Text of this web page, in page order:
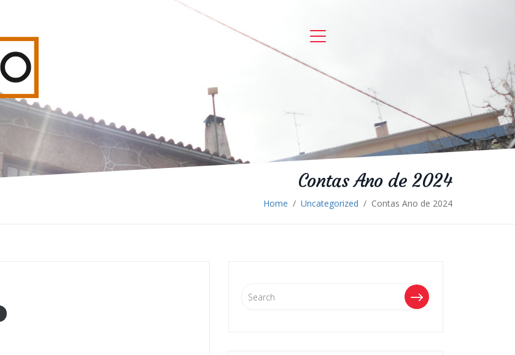
Contas Ano de 2024
Home / Uncategorized / Contas Ano de 2024